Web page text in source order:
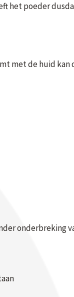
het poeder
met de huid kan
onderbreking